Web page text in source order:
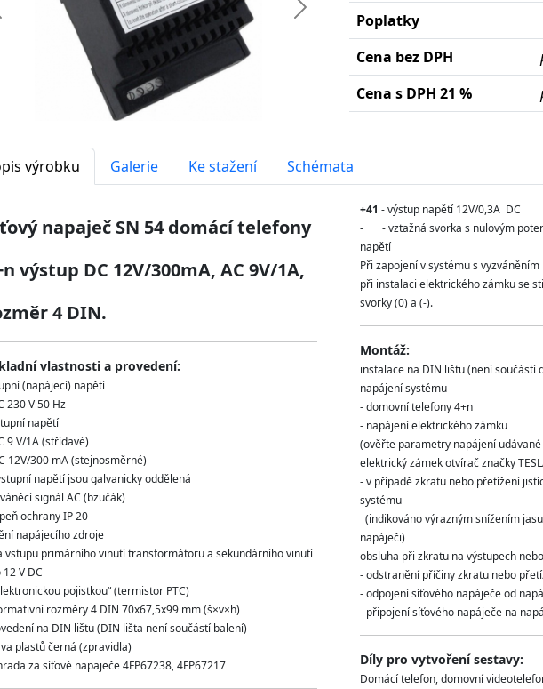
Další
Poplatky
Cena bez DPH
Cena s DPH 21 %
výrobku Galerie Ke stažení Schémata
napaječ SN 54 domácí telefony
výstup DC 12V/300mA, AC 9V/1A,
4 DIN.
vlastnosti a provedení:
(napájecí) napětí
230 V 50 Hz
napětí
9 V/1A (střídavé)
12V/300 mA (stejnosměrné)
napětí jsou galvanicky oddělená
signál AC (bzučák)
ochrany IP 20
napájecího zdroje
vstupu primárního vinutí transformátoru a sekundárního vinutí
12 V DC
pojistkou“ (termistor PTC)
rozměry 4 DIN 70x67,5x99 mm (š×v×h)
na DIN lištu (DIN lišta není součástí balení)
plastů černá (zpravidla)
za síťové napaječe 4FP67238, 4FP67217
+41 - výstup napětí 12V/0,3A DC
- - vztažná svorka s nulovým
napětí
Při zapojení v systému s
při instalaci elektrického zámku se
svorky (0) a (-).
Montáž:
instalace na DIN lištu (není součástí
napájení systému
- domovní telefony 4+n
- napájení elektrického zámku
(ověřte parametry napájení
elektrický zámek otvírač značky
- v případě zkratu nebo přetížení
systému
(indikováno výrazným snížením
napáječi)
obsluha při zkratu na výstupech
- odstranění příčiny zkratu nebo
- odpojení síťového napáječe od
- připojení síťového napáječe na
Díly pro vytvoření sestavy:
Domácí telefon, domovní